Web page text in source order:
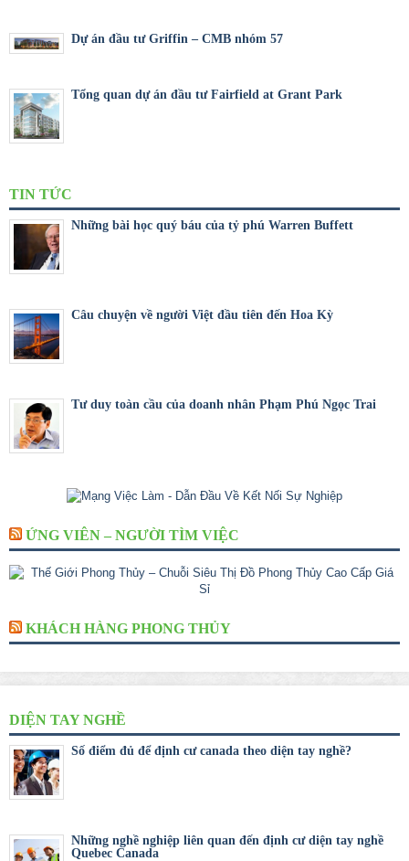
Dự án đầu tư Griffin – CMB nhóm 57
Tổng quan dự án đầu tư Fairfield at Grant Park
TIN TỨC
Những bài học quý báu của tỷ phú Warren Buffett
Câu chuyện về người Việt đầu tiên đến Hoa Kỳ
Tư duy toàn cầu của doanh nhân Phạm Phú Ngọc Trai
ỨNG VIÊN – NGƯỜI TÌM VIỆC
KHÁCH HÀNG PHONG THỦY
DIỆN TAY NGHỀ
Số điểm đủ để định cư canada theo diện tay nghề?
Những nghề nghiệp liên quan đến định cư diện tay nghề
Quebec Canada